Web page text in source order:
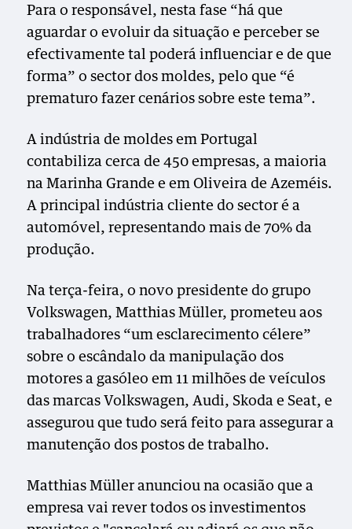
Para o responsável, nesta fase “há que
aguardar o evoluir da situação e perceber se
efectivamente tal poderá influenciar e de que
forma” o sector dos moldes, pelo que “é
prematuro fazer cenários sobre este tema”.
A indústria de moldes em Portugal
contabiliza cerca de 450 empresas, a maioria
na Marinha Grande e em Oliveira de Azeméis.
A principal indústria cliente do sector é a
automóvel, representando mais de 70% da
produção.
Na terça-feira, o novo presidente do grupo
Volkswagen, Matthias Müller, prometeu aos
trabalhadores “um esclarecimento célere”
sobre o escândalo da manipulação dos
motores a gasóleo em 11 milhões de veículos
das marcas Volkswagen, Audi, Skoda e Seat, e
assegurou que tudo será feito para assegurar a
manutenção dos postos de trabalho.
Matthias Müller anunciou na ocasião que a
empresa vai rever todos os investimentos